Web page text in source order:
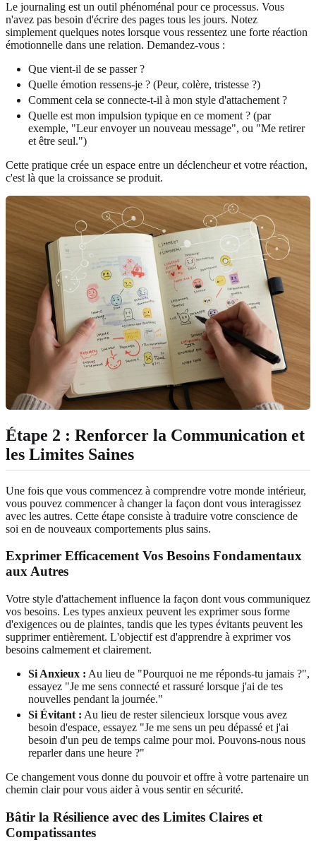
Le journaling est un outil phénoménal pour ce processus. Vous
n'avez pas besoin d'écrire des pages tous les jours. Notez
simplement quelques notes lorsque vous ressentez une forte réaction
émotionnelle dans une relation. Demandez-vous :
Que vient-il de se passer ?
Quelle émotion ressens-je ? (Peur, colère, tristesse ?)
Comment cela se connecte-t-il à mon style d'attachement ?
Quelle est mon impulsion typique en ce moment ? (par
exemple, "Leur envoyer un nouveau message", ou "Me retirer
et être seul.")
Cette pratique crée un espace entre un déclencheur et votre réaction,
c'est là que la croissance se produit.
Étape 2 : Renforcer la Communication et
les Limites Saines
Une fois que vous commencez à comprendre votre monde intérieur,
vous pouvez commencer à changer la façon dont vous interagissez
avec les autres. Cette étape consiste à traduire votre conscience de
soi en de nouveaux comportements plus sains.
Exprimer Efficacement Vos Besoins Fondamentaux
aux Autres
Votre style d'attachement influence la façon dont vous communiquez
vos besoins. Les types anxieux peuvent les exprimer sous forme
d'exigences ou de plaintes, tandis que les types évitants peuvent les
supprimer entièrement. L'objectif est d'apprendre à exprimer vos
besoins calmement et clairement.
Si Anxieux : Au lieu de "Pourquoi ne me réponds-tu jamais ?",
essayez "Je me sens connecté et rassuré lorsque j'ai de tes
nouvelles pendant la journée."
Si Évitant : Au lieu de rester silencieux lorsque vous avez
besoin d'espace, essayez "Je me sens un peu dépassé et j'ai
besoin d'un peu de temps calme pour moi. Pouvons-nous nous
reparler dans une heure ?"
Ce changement vous donne du pouvoir et offre à votre partenaire un
chemin clair pour vous aider à vous sentir en sécurité.
Bâtir la Résilience avec des Limites Claires et
Compatissantes